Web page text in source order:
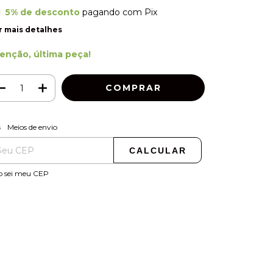
5% de descontopagando com Pix
mais detalhes
última peça!
para o CEP:
Meios de envio
CALCULAR
sei meu CEP